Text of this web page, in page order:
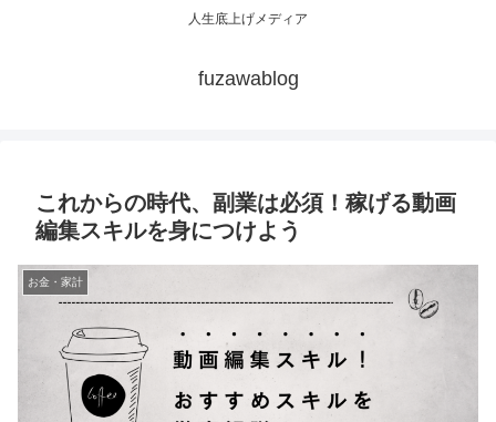
人生底上げメディア
fuzawablog
これからの時代、副業は必須！稼げる動画
編集スキルを身につけよう
お金・家計